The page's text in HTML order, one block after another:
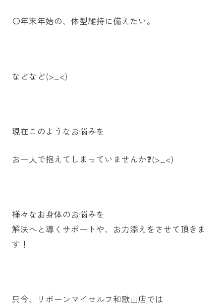
〇年末年始の、体型維持に備えたい。
などなど(>_<)
現在このようなお悩みを
お一人で抱えてしまっていませんか❓(>_<)
様々なお身体のお悩みを
解決へと導くサポートや、お力添えをさせて頂きま
す！
只今、リボーンマイセルフ和歌山店では